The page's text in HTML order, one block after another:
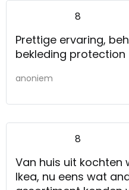
prima winkel, prima
correcte levertijd en
8
Prettige ervaring,
bekleding protection
anoniem
8
Van huis uit kochten
Ikea, nu eens wat